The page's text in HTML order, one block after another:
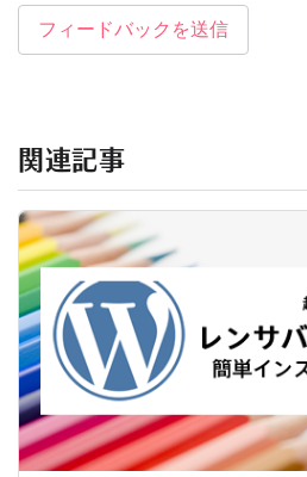
フィードバックを送信
関連記事